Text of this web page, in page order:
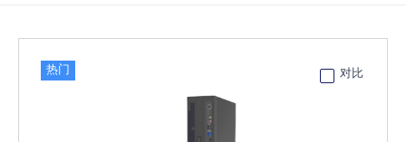
热门 对比